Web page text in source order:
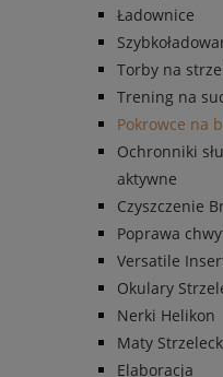
Ładownice
Torby na
Trening na
Pokrowce na
Ochronniki
aktywne
Czyszczenie
Poprawa
Versatile
Okulary
Nerki Helikon
Maty
Elaboracja